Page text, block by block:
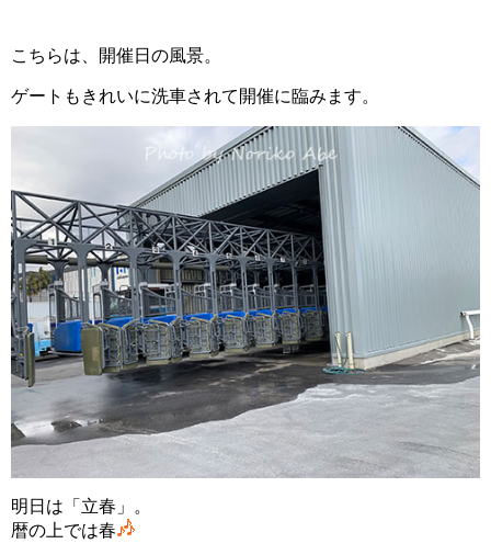
こちらは、開催日の風景。
ゲートもきれいに洗車されて開催に臨みます。
明日は「立春」。
暦の上では春